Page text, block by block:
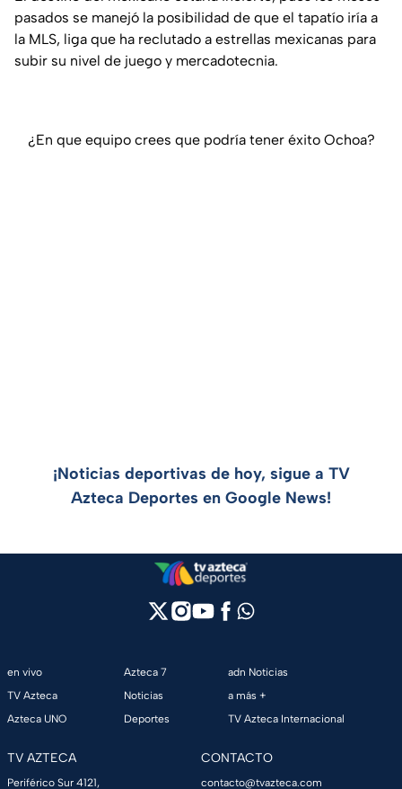
pasados se manejó la posibilidad de que el tapatío iría a
la MLS, liga que ha reclutado a estrellas mexicanas para
subir su nivel de juego y mercadotecnia.
¿En que equipo crees que podría tener éxito Ochoa?
¡Noticias deportivas de hoy, sigue a TV
Azteca Deportes en Google News!
en vivo
TV Azteca
Azteca UNO
Azteca 7
Noticias
Deportes
adn Noticias
a más +
TV Azteca Internacional
TV AZTECA
Periférico Sur 4121,
CONTACTO
contacto@tvazteca.com